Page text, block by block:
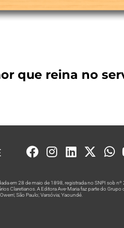
que reina no
em 28 de maio de 1898, registrada no SNPI sob
Claretianos. A Editora Ave-Maria faz parte do Grupo
São Paulo; Varsóvia; Yaoundé.